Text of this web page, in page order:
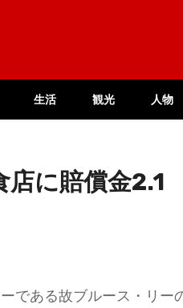
生活 観光 人物
店に賠償金2.1
である故ブルース・リー